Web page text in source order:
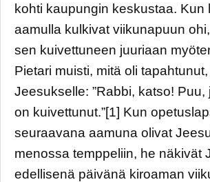
kohti kaupungin keskustaa. Kun
aamulla kulkivat viikunapuun
sen kuivettuneen juuriaan
Pietari muisti, mitä oli
Jeesukselle: ”Rabbi, katso! Puu,
on kuivettunut.”[1] Kun
seuraavana aamuna olivat
menossa temppeliin, he näkivät
edellisenä päivänä kiroaman